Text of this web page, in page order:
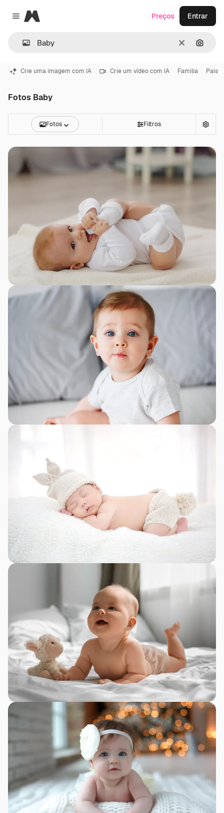
Close menu
Magnific
Limpar
Preços Entrar
Crie uma imagem com IA Crie um vídeo com IA Familia Pais
Fotos Baby
Fotos Filtros